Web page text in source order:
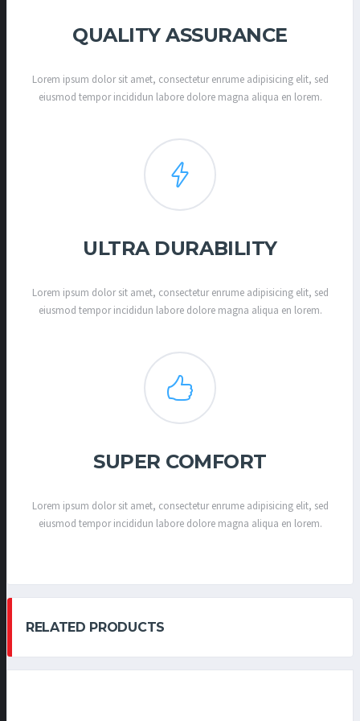
QUALITY ASSURANCE
Lorem ipsum dolor sit amet, consectetur enrume adipisicing elit, sed
eiusmod tempor incididun labore dolore magna aliqua en lorem.
ULTRA DURABILITY
Lorem ipsum dolor sit amet, consectetur enrume adipisicing elit, sed
eiusmod tempor incididun labore dolore magna aliqua en lorem.
SUPER COMFORT
Lorem ipsum dolor sit amet, consectetur enrume adipisicing elit, sed
eiusmod tempor incididun labore dolore magna aliqua en lorem.
RELATED PRODUCTS